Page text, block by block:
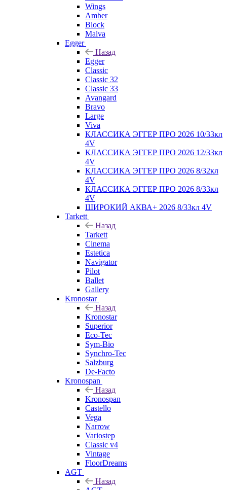
Wings
Amber
Block
Malva
Egger
Назад
Egger
Classic
Classic 32
Classic 33
Avangard
Bravo
Large
Viva
КЛАССИКА ЭГГЕР ПРО 2026 10/33кл
4V
КЛАССИКА ЭГГЕР ПРО 2026 12/33кл
4V
КЛАССИКА ЭГГЕР ПРО 2026 8/32кл
4V
КЛАССИКА ЭГГЕР ПРО 2026 8/33кл
4V
ШИРОКИЙ АКВА+ 2026 8/33кл 4V
Tarkett
Назад
Tarkett
Cinema
Estetica
Navigator
Pilot
Ballet
Gallery
Kronostar
Назад
Kronostar
Superior
Eco-Tec
Sym-Bio
Synchro-Tec
Salzburg
De-Facto
Kronospan
Назад
Kronospan
Castello
Vega
Narrow
Variostep
Classic v4
Vintage
FloorDreams
AGT
Назад